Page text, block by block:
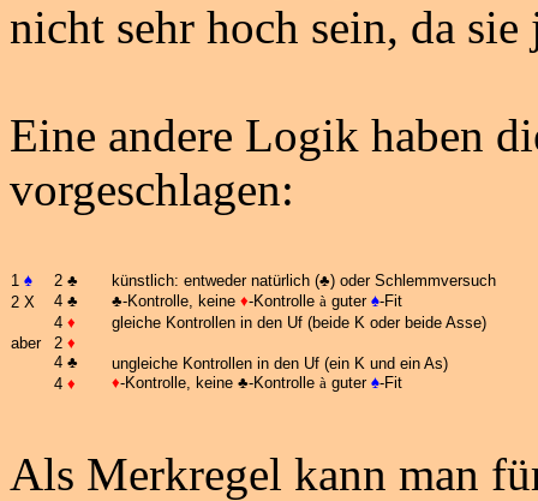
nicht sehr hoch sein, da
Eine andere Logik haben
vorgeschlagen:
1 ♠ 2 ♣ künstlich: entweder natürlich (♣) oder Schlemmversuch
2 X
4 ♣ ♣-Kontrolle, keine ♦-Kontrolle à guter ♠-Fit
4 ♦
gleiche Kontrollen in den Uf (beide K oder beide Asse)
aber
2 ♦
4 ♣
ungleiche Kontrollen in den Uf (ein K und ein As)
4 ♦ ♦-Kontrolle, keine ♣-Kontrolle à guter ♠-Fit
Als Merkregel kann man